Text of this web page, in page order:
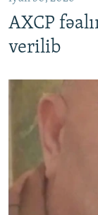
AXCP
verilib